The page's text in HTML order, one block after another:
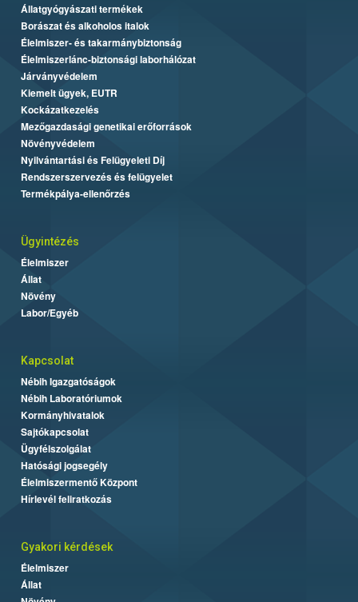
Állatgyógyászati termékek
Borászat és alkoholos italok
Élelmiszer- és takarmánybiztonság
Élelmiszerlánc-biztonsági laborhálózat
Járványvédelem
Kiemelt ügyek, EUTR
Kockázatkezelés
Mezőgazdasági genetikai erőforrások
Növényvédelem
Nyilvántartási és Felügyeleti Díj
Rendszerszervezés és felügyelet
Termékpálya-ellenőrzés
Ügyintézés
Élelmiszer
Állat
Növény
Labor/Egyéb
Kapcsolat
Nébih Igazgatóságok
Nébih Laboratóriumok
Kormányhivatalok
Sajtókapcsolat
Ügyfélszolgálat
Hatósági jogsegély
Élelmiszermentő Központ
Hírlevél feliratkozás
Gyakori kérdések
Élelmiszer
Állat